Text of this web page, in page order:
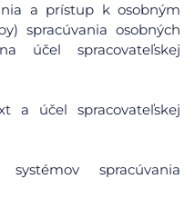
a prístup k osobným
spracúvania osobných
účel spracovateľskej
a účel spracovateľskej
spracúvania